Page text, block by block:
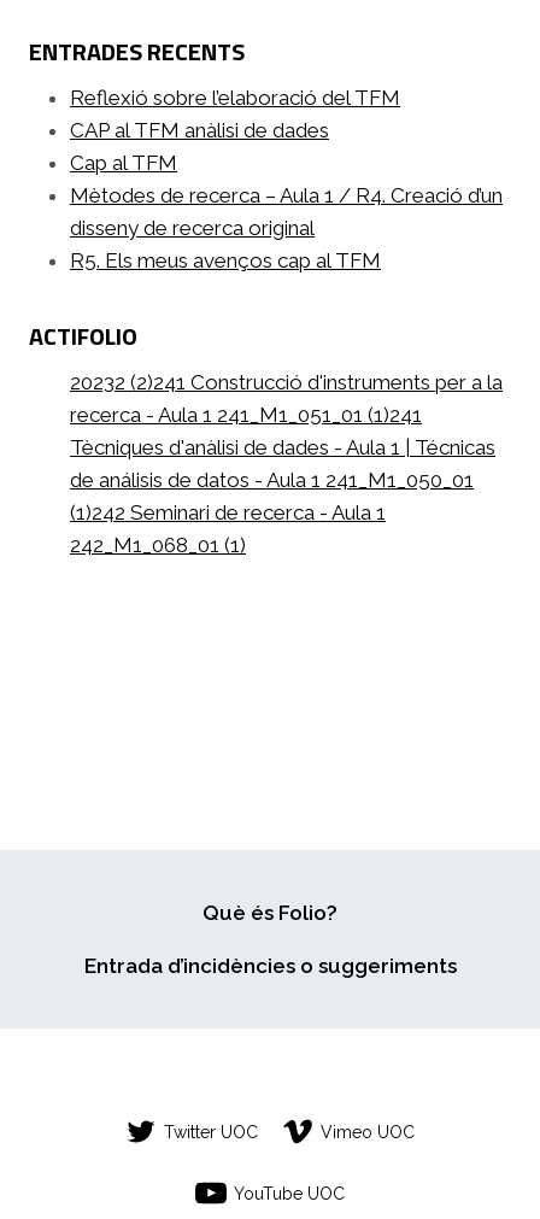
ENTRADES RECENTS
Reflexió sobre l’elaboració del TFM
CAP al TFM anàlisi de dades
Cap al TFM
Mètodes de recerca – Aula 1 / R4. Creació d’un
disseny de recerca original
R5. Els meus avenços cap al TFM
ACTIFOLIO
20232 (2)241 Construcció d'instruments per a la
recerca - Aula 1 241_M1_051_01 (1)241
Tècniques d'anàlisi de dades - Aula 1 | Técnicas
de análisis de datos - Aula 1 241_M1_050_01
(1)242 Seminari de recerca - Aula 1
242_M1_068_01 (1)
Què és Folio?
Entrada d’incidències o suggeriments
Twitter UOC Vimeo UOC
YouTube UOC